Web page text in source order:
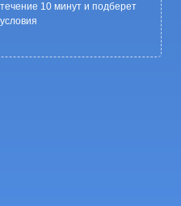
10 минут и подберет